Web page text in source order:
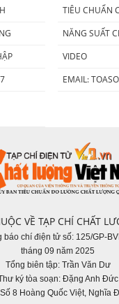
TIÊU CHUẨN
NĂNG SUẤT
VIDEO
EMAIL:
VỀ TẠP CHÍ CHẤT
báo chí điện tử số: 125/GP-
tháng 09 năm 2025
Tổng biên tập: Trần Văn Dư
ký tòa soạn: Đặng Anh Đức
8 Hoàng Quốc Việt, Nghĩa